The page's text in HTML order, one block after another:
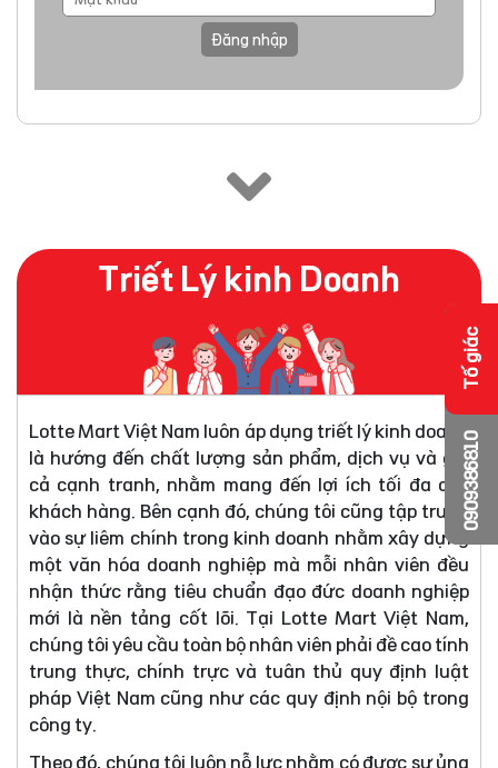
Đăng nhập
Triết Lý kinh Doanh
Lotte Mart Việt Nam luôn áp dụng triết lý kinh doanh
là hướng đến chất lượng sản phẩm, dịch vụ và giá
cả cạnh tranh, nhằm mang đến lợi ích tối đa cho
khách hàng. Bên cạnh đó, chúng tôi cũng tập trung
vào sự liêm chính trong kinh doanh nhằm xây dựng
một văn hóa doanh nghiệp mà mỗi nhân viên đều
nhận thức rằng tiêu chuẩn đạo đức doanh nghiệp
mới là nền tảng cốt lõi. Tại Lotte Mart Việt Nam,
chúng tôi yêu cầu toàn bộ nhân viên phải đề cao tính
trung thực, chính trực và tuân thủ quy định luật
pháp Việt Nam cũng như các quy định nội bộ trong
công ty.
Theo đó, chúng tôi luôn nỗ lực nhằm có được sự ủng
0909386810
Tố giác